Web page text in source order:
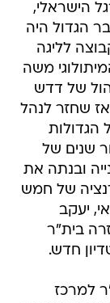
הישראלי,
הגדול היה
1 ירדה הקבוצה לליגה
משה
של דדש
שחזר לנהל
הגדולות
שנים של
ובנתה את
של חמש
יעקב
בית"ר
חדש.
למרכז